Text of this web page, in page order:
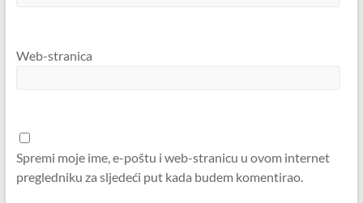
Web-stranica
Spremi moje ime, e-poštu i web-stranicu u ovom internet
pregledniku za sljedeći put kada budem komentirao.